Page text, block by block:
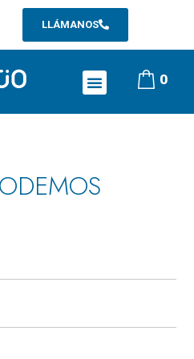
LLÁMANOS
0